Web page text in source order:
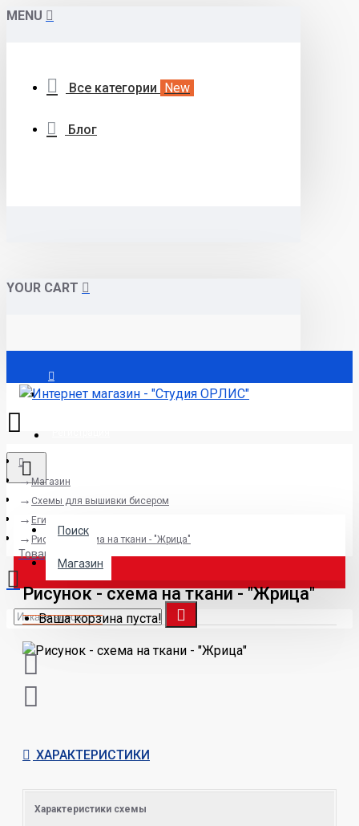
MENU
Все категории New
Блог
YOUR CART
Авторизация
Поиск
Поиск
Магазин
Товаров 0 (0р.)
Ваша корзина пуста!
Магазин
Схемы для вышивки бисером
Египет
Рисунок - схема на ткани - "Жрица"
Рисунок - схема на ткани - "Жрица"
ХАРАКТЕРИСТИКИ
Характеристики схемы